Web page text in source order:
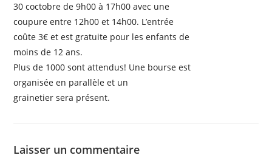
30 coctobre de 9h00 à 17h00 avec une
coupure entre 12h00 et 14h00. L’entrée
coûte 3€ et est gratuite pour les enfants de
moins de 12 ans.
Plus de 1000 sont attendus! Une bourse est
organisée en parallèle et un
grainetier sera présent.
Laisser un commentaire